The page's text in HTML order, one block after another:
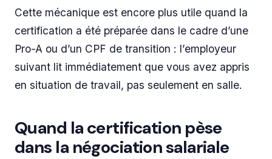
Cette mécanique est encore plus utile quand la
certification a été préparée dans le cadre d’une
Pro-A ou d’un CPF de transition : l’employeur
suivant lit immédiatement que vous avez appris
en situation de travail, pas seulement en salle.
Quand la certification pèse
dans la négociation salariale